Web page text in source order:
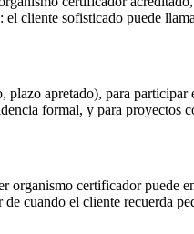
cliente sofisticado puede
apretado), para
formal, y para
certificador puede
cuando el cliente recuerda